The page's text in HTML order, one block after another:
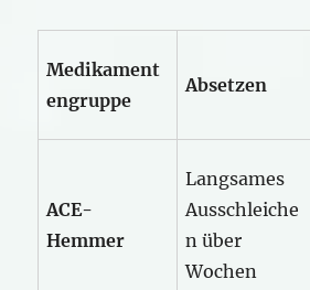
Medikament
engruppe
Absetzen
ACE-
Hemmer
Langsames
Ausschleiche
n über
Wochen